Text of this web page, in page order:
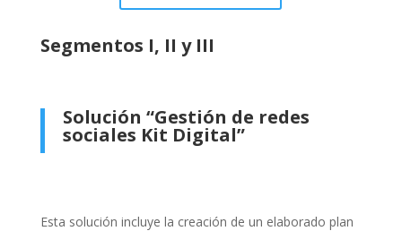
Segmentos I, II y III
Solución “Gestión de redes
sociales Kit Digital”
Esta solución incluye la creación de un elaborado plan